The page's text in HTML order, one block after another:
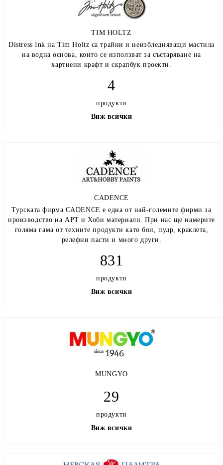
TIM HOLTZ
Distress Ink на Tim Holtz са трайни и неизбледняващи мастила
на водна основа, които се използват за състаряване на
хартиени крафт и скрапбук проекти.
4
продукти
Виж всички
CADENCE
Турската фирма CADENCE е една от най-големите фирми за
производство на АРТ и Хоби материали. При нас ще намерите
голяма гама от техните продукти като бои, пудр, краклета,
релефни пасти и много други.
831
продукти
Виж всички
MUNGYO
29
продукти
Виж всички